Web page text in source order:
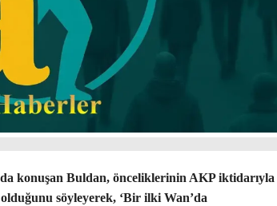
konuşan Buldan, önceliklerinin AKP iktidarıyla
söyleyerek, ‘Bir ilki Wan’da